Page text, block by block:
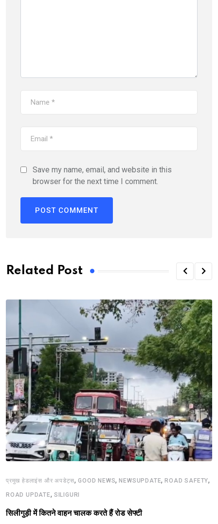
Save my name, email, and website in this
browser for the next time I comment.
Related Post
प्रमुख हेडलाइंस और अपडेट्स,GOOD NEWS,NEWSUPDATE,ROAD SAFETY,
ROAD UPDATE, SILIGURI
सिलीगुड़ी में कितने वाहन चालक करते हैं रोड सेफ्टी